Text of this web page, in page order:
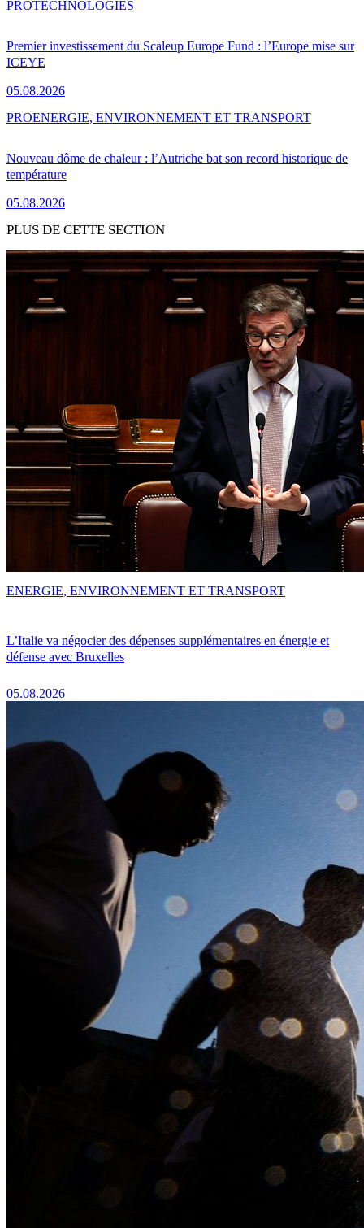
Premier investissement du Scaleup Europe Fund : l’Europe mise sur
ICEYE
05.08.2026
PROTECHNOLOGIES
Nouveau dôme de chaleur : l’Autriche bat son record historique de
température
05.08.2026
PROENERGIE, ENVIRONNEMENT ET TRANSPORT
PLUS DE CETTE SECTION
L’Italie va négocier des dépenses supplémentaires en énergie et
défense avec Bruxelles
05.08.2026
ENERGIE, ENVIRONNEMENT ET TRANSPORT